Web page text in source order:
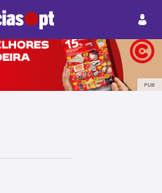
Paisagens
PUB